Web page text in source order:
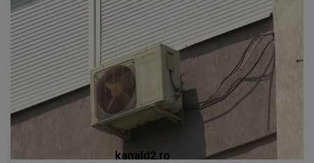
kanald2.ro